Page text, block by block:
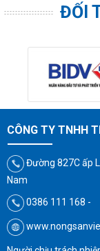
ĐỐI
CÔNG TY TNHH
Đường 827C ấp
Nam
0386 111 168